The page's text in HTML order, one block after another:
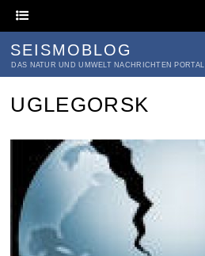
SEISMOBLOG
DAS NATUR UND UMWELT NACHRICHTEN PORTAL
UGLEGORSK